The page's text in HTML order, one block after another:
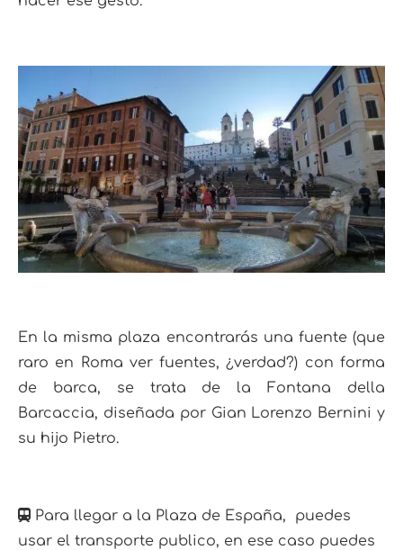
En la misma plaza encontrarás una fuente (que
raro en Roma ver fuentes, ¿verdad?) con forma
de barca, se trata de la Fontana della
Barcaccia, diseñada por Gian Lorenzo Bernini y
su hijo Pietro.
Para llegar a la Plaza de España, puedes
usar el transporte publico, en ese caso puedes